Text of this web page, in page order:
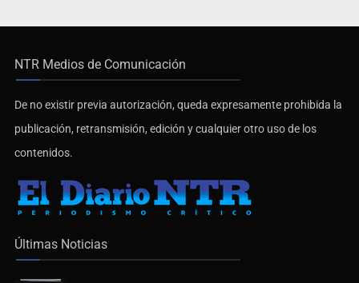
NTR Medios de Comunicación
De no existir previa autorización, queda expresamente prohibida la
publicación, retransmisión, edición y cualquier otro uso de los
contenidos.
Últimas Noticias